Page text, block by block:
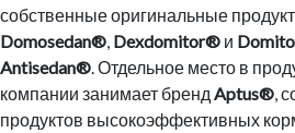
собственные оригинальные
Domosedan® Dexdomitor® и
Antisedan® . Отдельное место в
компании занимает бренд Aptus® ,
продуктов высокоэффективных